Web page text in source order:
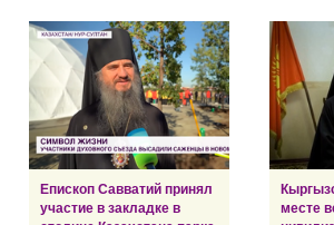
Епископ Савватий принял
участие в закладке в
месте